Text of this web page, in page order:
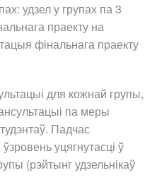
удзел у групах па 3
праекту на
фінальнага праекту
для кожнай групы,
па меры
Падчас
уцягнутасці ў
(рэйтынг удзельнікаў